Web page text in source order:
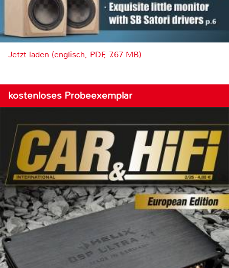
Jetzt laden (englisch, PDF, 7.67 MB)
kostenloses Probeexemplar